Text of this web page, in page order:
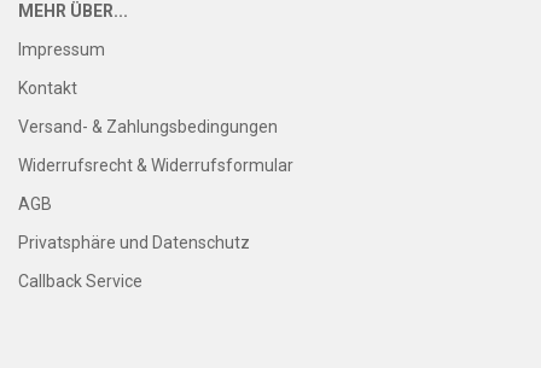
MEHR ÜBER...
Impressum
Kontakt
Versand- & Zahlungsbedingungen
Widerrufsrecht & Widerrufsformular
AGB
Privatsphäre und Datenschutz
Callback Service